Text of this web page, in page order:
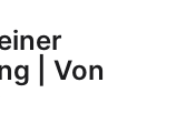
| Von